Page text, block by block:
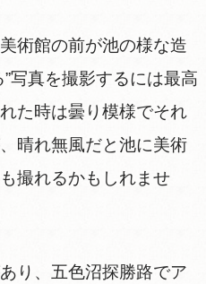
術館の前が池の様な造
写真を撮影するには最高
た時は曇り模様でそれ
晴れ無風だと池に美術
撮れるかもしれませ
り、五色沼探勝路でア